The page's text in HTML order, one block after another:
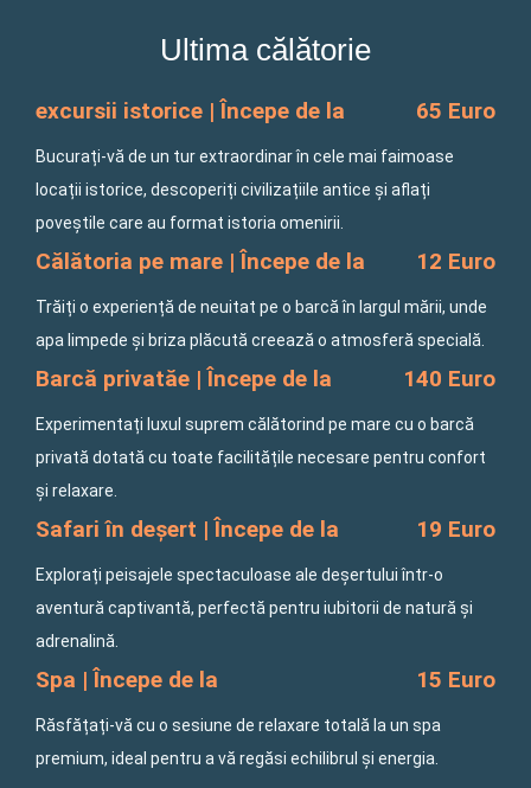
o
k
f
r
a
Ultima călătorie
excursii istorice | Începe de la 65 Euro
Bucurați-vă de un tur extraordinar în cele mai faimoase
locații istorice, descoperiți civilizațiile antice și aflați
poveștile care au format istoria omenirii.
Călătoria pe mare | Începe de la 12 Euro
Trăiți o experiență de neuitat pe o barcă în largul mării, unde
apa limpede și briza plăcută creează o atmosferă specială.
Barcă privatăe | Începe de la 140 Euro
Experimentați luxul suprem călătorind pe mare cu o barcă
privată dotată cu toate facilitățile necesare pentru confort
și relaxare.
Safari în deșert | Începe de la 19 Euro
Explorați peisajele spectaculoase ale deșertului într-o
aventură captivantă, perfectă pentru iubitorii de natură și
adrenalină.
Spa | Începe de la 15 Euro
Răsfățați-vă cu o sesiune de relaxare totală la un spa
premium, ideal pentru a vă regăsi echilibrul și energia.